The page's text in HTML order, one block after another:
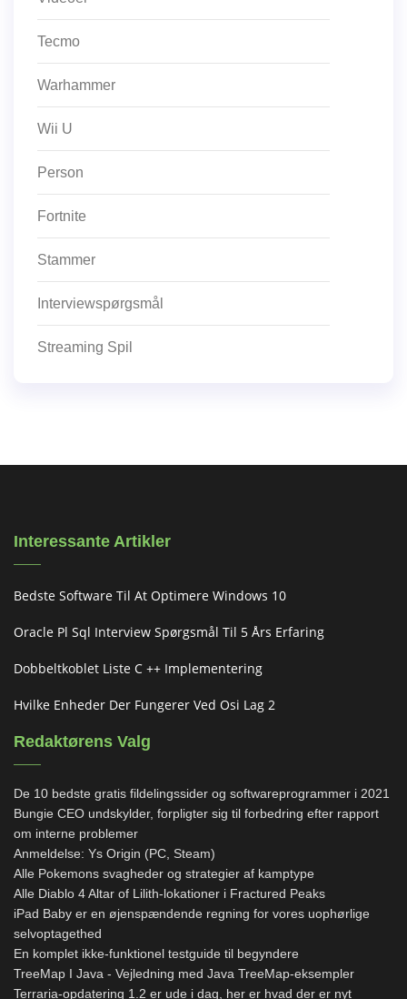
Tecmo
Warhammer
Wii U
Person
Fortnite
Stammer
Interviewspørgsmål
Streaming Spil
Interessante Artikler
Bedste Software Til At Optimere Windows 10
Oracle Pl Sql Interview Spørgsmål Til 5 Års Erfaring
Dobbeltkoblet Liste C ++ Implementering
Hvilke Enheder Der Fungerer Ved Osi Lag 2
Redaktørens Valg
De 10 bedste gratis fildelingssider og softwareprogrammer i 2021
Bungie CEO undskylder, forpligter sig til forbedring efter rapport
om interne problemer
Anmeldelse: Ys Origin (PC, Steam)
Alle Pokemons svagheder og strategier af kamptype
Alle Diablo 4 Altar of Lilith-lokationer i Fractured Peaks
iPad Baby er en øjenspændende regning for vores uophørlige
selvoptagethed
En komplet ikke-funktionel testguide til begyndere
TreeMap I Java - Vejledning med Java TreeMap-eksempler
Terraria-opdatering 1.2 er ude i dag, her er hvad der er nyt